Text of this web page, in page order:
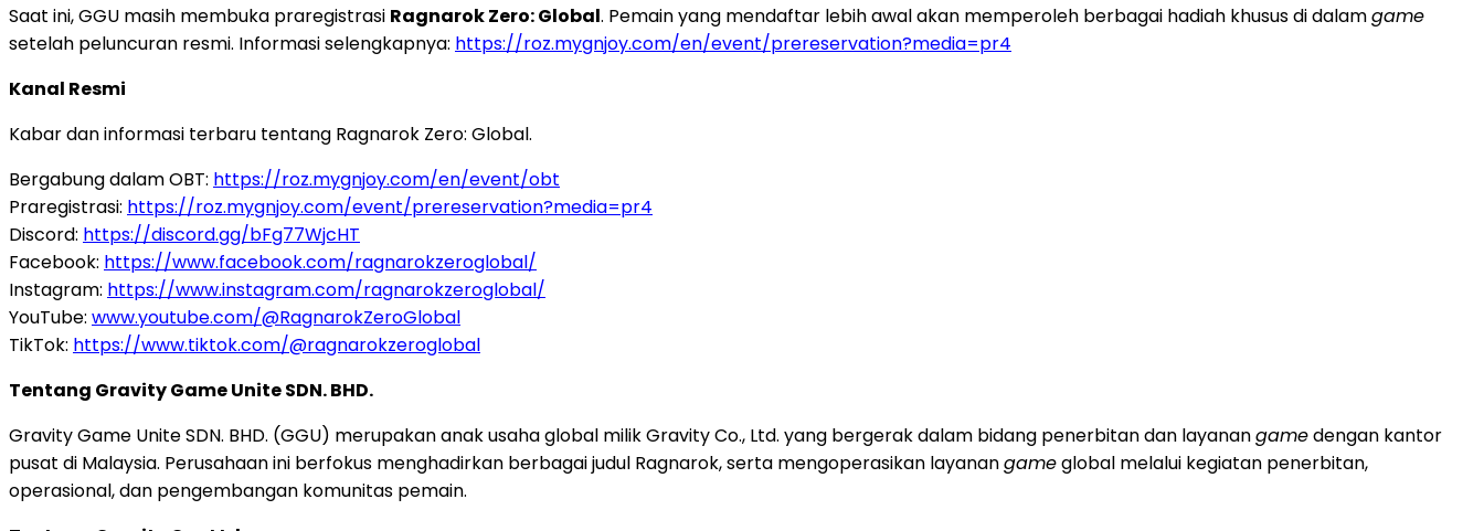
Saat ini, GGU masih membuka praregistrasi Ragnarok Zero: Global. Pemain yang mendaftar lebih awal akan memperoleh berbagai hadiah khusus di dalamgame
setelah peluncuran resmi. Informasi selengkapnya: https://roz.mygnjoy.com/en/event/prereservation?media=pr4
Kanal Resmi
Kabar dan informasi terbaru tentang Ragnarok Zero: Global.
Bergabung dalam OBT: https://roz.mygnjoy.com/en/event/obt
Praregistrasi: https://roz.mygnjoy.com/event/prereservation?media=pr4
Discord: https://discord.gg/bFg77WjcHT
Facebook: https://www.facebook.com/ragnarokzeroglobal/
Instagram: https://www.instagram.com/ragnarokzeroglobal/
YouTube: www.youtube.com/@RagnarokZeroGlobal
TikTok: https://www.tiktok.com/@ragnarokzeroglobal
Tentang Gravity Game Unite SDN. BHD.
Gravity Game Unite SDN. BHD. (GGU) merupakan anak usaha global milik Gravity Co., Ltd. yang bergerak dalam bidang penerbitan dan layanangamedengan kantor
pusat di Malaysia. Perusahaan ini berfokus menghadirkan berbagai judul Ragnarok, serta mengoperasikan layanangameglobal melalui kegiatan penerbitan,
operasional, dan pengembangan komunitas pemain.